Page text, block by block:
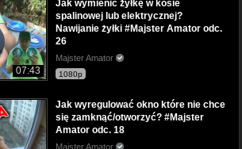
07:43
Jak wymienić żyłkę w kosie
spalinowej lub elektrycznej?
Nawijanie żyłki #Majster Amator odc.
26
Majster Amator
1080p
Jak wyregulować okno które nie chce
się zamknąć/otworzyć? #Majster
Amator odc. 18
Majster Amator